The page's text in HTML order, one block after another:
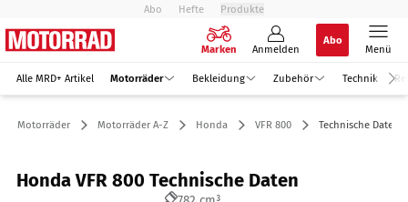
Abo Hefte Produkte
Marken Anmelden
Abo
Menü
Alle MRD+ Artikel Motorräder Bekleidung Zubehör Technik
Motorräder Motorräder A-Z Honda VFR 800 Technische Daten
Honda VFR 800 Technische Daten